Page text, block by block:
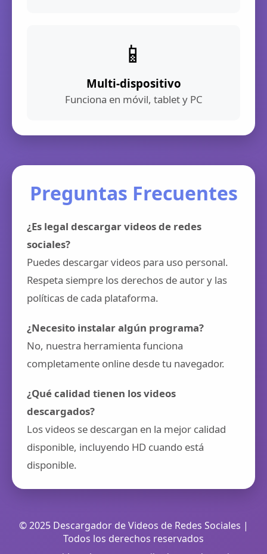
📱
Multi-dispositivo
Funciona en móvil, tablet y PC
Preguntas Frecuentes
¿Es legal descargar videos de redes
sociales?
Puedes descargar videos para uso personal.
Respeta siempre los derechos de autor y las
políticas de cada plataforma.
¿Necesito instalar algún programa?
No, nuestra herramienta funciona
completamente online desde tu navegador.
¿Qué calidad tienen los videos
descargados?
Los videos se descargan en la mejor calidad
disponible, incluyendo HD cuando está
disponible.
© 2025 Descargador de Videos de Redes Sociales |
Todos los derechos reservados